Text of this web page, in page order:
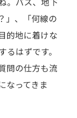
」、「何線の
的地に着けな
はずです。
問の仕方も流
なってきま